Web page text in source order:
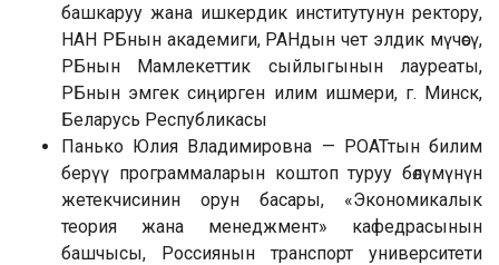
башкаруу жана ишкердик институтунун ректору,
НАН РБнын академиги, РАНдын чет элдик мүчөсү,
РБнын Мамлекеттик сыйлыгынын лауреаты,
РБнын эмгек сиңирген илим ишмери, г. Минск,
Беларусь Республикасы
Панько Юлия Владимировна — РОАТтын билим
берүү программаларын коштоп туруу бөлүмүнүн
жетекчисинин орун басары, «Экономикалык
теория жана менеджмент» кафедрасынын
башчысы, Россиянын транспорт университети